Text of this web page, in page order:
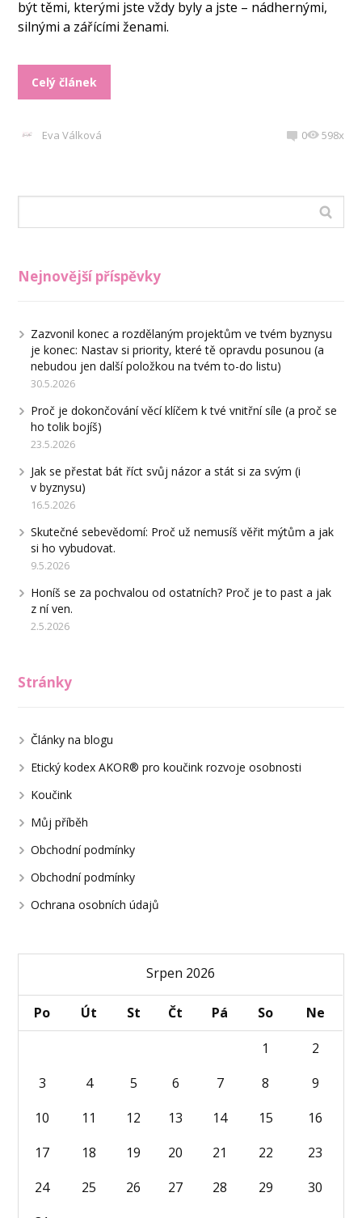
být těmi, kterými jste vždy byly a jste – nádhernými,
silnými a zářícími ženami.
Celý článek
Eva Válková 0 598x
Nejnovější příspěvky
Zazvonil konec a rozdělaným projektům ve tvém byznysu
je konec: Nastav si priority, které tě opravdu posunou (a
nebudou jen další položkou na tvém to-do listu)
30.5.2026
Proč je dokončování věcí klíčem k tvé vnitřní síle (a proč se
ho tolik bojíš)
23.5.2026
Jak se přestat bát říct svůj názor a stát si za svým (i
v byznysu)
16.5.2026
Skutečné sebevědomí: Proč už nemusíš věřit mýtům a jak
si ho vybudovat.
9.5.2026
Honíš se za pochvalou od ostatních? Proč je to past a jak
z ní ven.
2.5.2026
Stránky
Články na blogu
Etický kodex AKOR® pro koučink rozvoje osobnosti
Koučink
Můj příběh
Obchodní podmínky
Obchodní podmínky
Ochrana osobních údajů
Srpen 2026
Po Út St Čt Pá So
Ne
1
2
3
4 5 6 7 8
9
10
11 12 13 14 15
16
17
18 19 20 21 22
23
24
25 26 27 28 29
30